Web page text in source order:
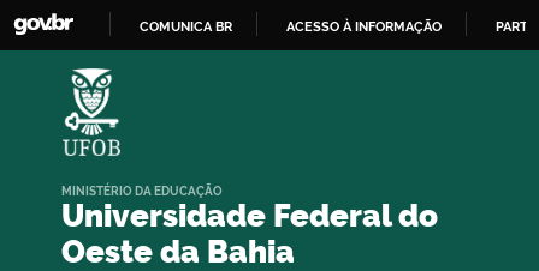
COMUNICA BR ACESSO À INFORMAÇÃO
Universidade Federal do
Oeste da Bahia
MINISTÉRIO DA EDUCAÇÃO